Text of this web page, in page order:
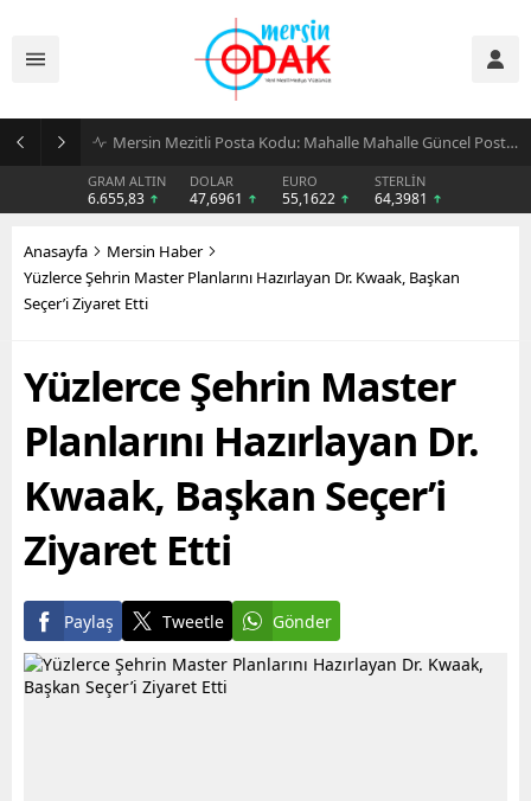
Günlük Stil İçin Erkek Sneaker Önerileri
GRAM ALTIN
6.655,83
DOLAR
47,6961
EURO
55,1622
STERLİN
64,3981
Anasayfa
Mersin Haber
Yüzlerce Şehrin Master Planlarını Hazırlayan Dr. Kwaak, Başkan
Seçer’i Ziyaret Etti
Yüzlerce Şehrin Master
Planlarını Hazırlayan Dr.
Kwaak, Başkan Seçer’i
Ziyaret Etti
Paylaş Tweetle Gönder